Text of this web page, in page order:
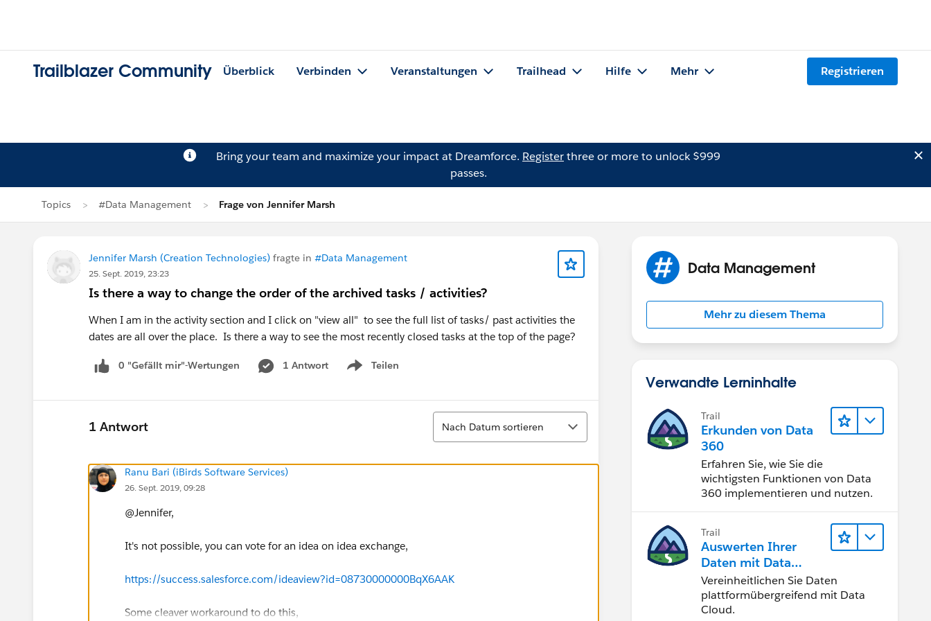
Trailblazer Community Überblick Verbinden Veranstaltungen Trailhead Hilfe Mehr Registrieren
Bring your team and maximize your impact at Dreamforce. Registerthree or more to unlock $999
passes.
Topics #Data Management Frage von Jennifer Marsh
Jennifer Marsh (Creation Technologies) fragte in #Data Management
25. Sept. 2019, 23:23
Is there a way to change the order of the archived tasks / activities?
When I am in the activity section and I click on "view all" to see the full list of tasks/ past activities the
dates are all over the place. Is there a way to see the most recently closed tasks at the top of the page?
0 "Gefällt mir"-Wertungen 1 Antwort Teilen
Show menu
1 Antwort
Sortieren
Nach Datum sortieren
Ranu Bari (iBirds Software Services)
26. Sept. 2019, 09:28
@Jennifer,
It's not possible, you can vote for an idea on idea exchange,
https://success.salesforce.com/ideaview?id=08730000000BqX6AAK
Some cleaver workaround to do this,
Data Management
Mehr zu diesem Thema
Verwandte Lerninhalte
Trail
Erkunden von Data
360
Erfahren Sie, wie Sie die
wichtigsten Funktionen von Data
360 implementieren und nutzen.
Trail
Auswerten Ihrer
Daten mit Data
Cloud
Vereinheitlichen Sie Daten
plattformübergreifend mit Data
Cloud.